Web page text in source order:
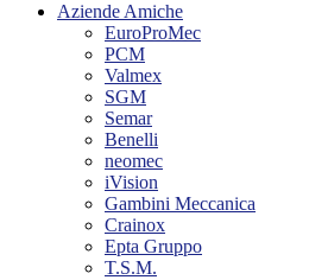
Aziende Amiche
EuroProMec
PCM
Valmex
SGM
Semar
Benelli
neomec
iVision
Gambini Meccanica
Crainox
Epta Gruppo
T.S.M.